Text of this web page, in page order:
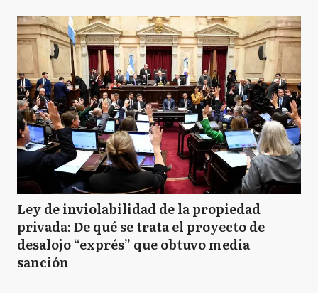
Ley de inviolabilidad de la propiedad
privada: De qué se trata el proyecto de
desalojo “exprés” que obtuvo media
sanción